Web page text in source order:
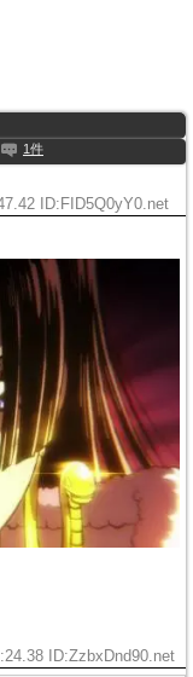
1件
ID:FID5Q0yY0.net
ID:ZzbxDnd90.net